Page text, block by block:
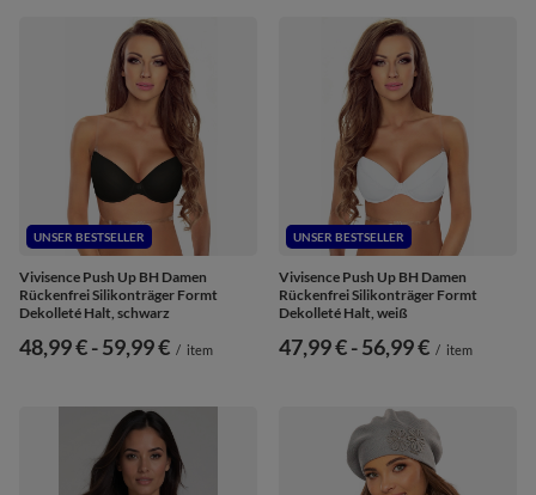
UNSER BESTSELLER
Vivisence Push Up BH Damen
Rückenfrei Silikonträger Formt
Dekolleté Halt, schwarz
ab
48,99 €-bis
59,99 € / item
UNSER BESTSELLER
Vivisence Push Up BH Damen
Rückenfrei Silikonträger Formt
Dekolleté Halt, weiß
ab
47,99 €-bis
56,99 € / item